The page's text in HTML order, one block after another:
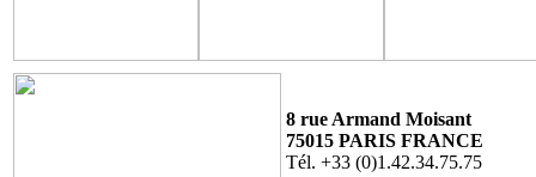
8 rue Armand Moisant
75015 PARIS FRANCE
Tél. +33 (0)1.42.34.75.75